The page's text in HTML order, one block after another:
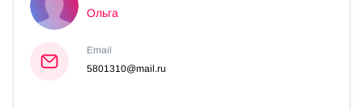
Ольга
Email
5801310@mail.ru